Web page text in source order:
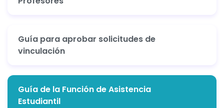
Guía para aprobar solicitudes de
vinculación
Guía de la Función de Asistencia
Estudiantil